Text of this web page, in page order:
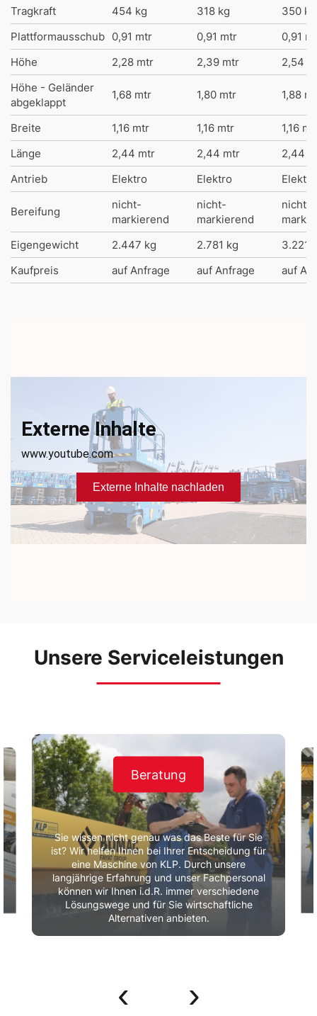
Tragkraft
454 kg 318 kg
350 kg
Plattformausschub 0,91 mtr 0,91 mtr
0,91
Höhe
2,28 mtr 2,39 mtr
2,54
Höhe - Geländer
abgeklappt
1,68 mtr 1,80 mtr 1,88
Breite 1,16 mtr 1,16 mtr
1,16
Länge
2,44 mtr 2,44 mtr
2,44
Antrieb
Elektro Elektro Elektro
Bereifung
nicht-
markierend
nicht-
markierend
nicht-
Eigengewicht
2.447 kg 2.781 kg
3.221
Kaufpreis
auf Anfrage auf Anfrage auf
Unsere Serviceleistungen
Beratung
Sie wissen nicht genau was das Beste für Sie
ist? Wir helfen Ihnen bei Ihrer Entscheidung für
eine Maschine von KLP. Durch unsere
langjährige Erfahrung und unser Fachpersonal
können wir Ihnen i.d.R. immer verschiedene
Lösungswege und für Sie wirtschaftliche
Alternativen anbieten.
‹ ›